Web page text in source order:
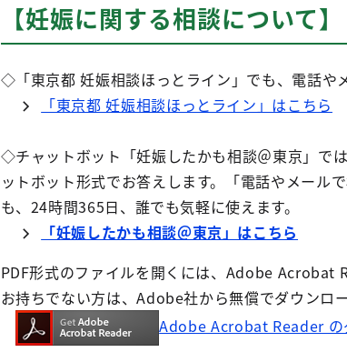
【妊娠に関する相談について】
◇「東京都 妊娠相談ほっとライン」でも、電話や
「東京都 妊娠相談ほっとライン」はこちら
◇チャットボット「妊娠したかも相談＠東京」で
ットボット形式でお答えします。「電話やメール
も、24時間365日、誰でも気軽に使えます。
「妊娠したかも相談＠東京」はこちら
PDF形式のファイルを開くには、Adobe Acrobat
お持ちでない方は、Adobe社から無償でダウンロー
Adobe Acrobat Reader の